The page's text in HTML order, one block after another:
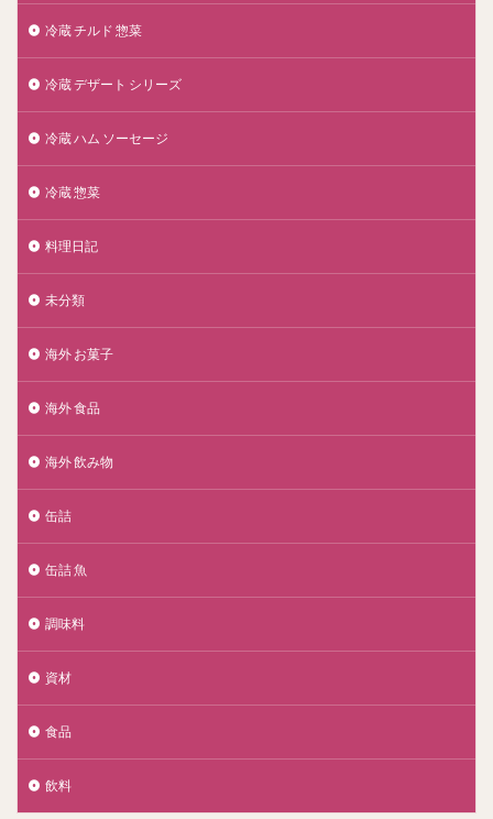
冷蔵 チルド 惣菜
冷蔵 デザート シリーズ
冷蔵 ハム ソーセージ
冷蔵 惣菜
料理日記
未分類
海外 お菓子
海外 食品
海外 飲み物
缶詰
缶詰 魚
調味料
資材
食品
飲料